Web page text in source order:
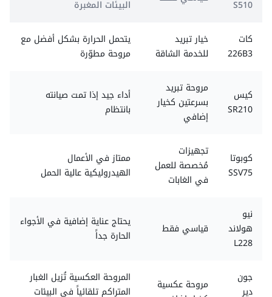
S510 البيئات المغبرة
كات
226B3
خيار تبريد
للخدمة الشاقة
يتحمل الحرارة بشكل أفضل مع
مروحة مطوّرة
كيس
SR210
مروحة تبريد
بسرعتين كخيار
إضافي
أداء جيد إذا تمت صيانته
بانتظام
كوبوتا
SSV75
تجهيزات
مُخصصة للعمل
في الغابات
ممتاز في الأعمال
الهيدروليكية عالية الحمل
نيو
هولاند
L228
قياسي فقط
يحتاج عناية إضافية في الأجواء
الحارة جداً
جون
دير
مروحة عكسية
المروحة العكسية تُزيل الغبار
المتراكم تلقائياً في البيئات